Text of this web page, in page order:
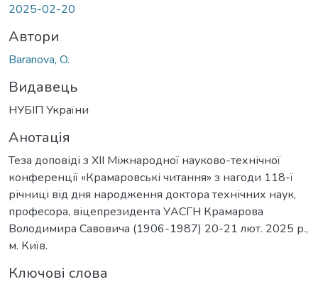
2025-02-20
Автори
Baranova, O.
Видавець
НУБІП України
Анотація
Теза доповіді з XII Міжнародної науково-технічної
конференції «Крамаровські читання» з нагоди 118-ї
річниці від дня народження доктора технічних наук,
професора, віцепрезидента УАСГН Крамарова
Володимира Савовича (1906-1987) 20-21 лют. 2025 р.,
м. Київ.
Ключові слова